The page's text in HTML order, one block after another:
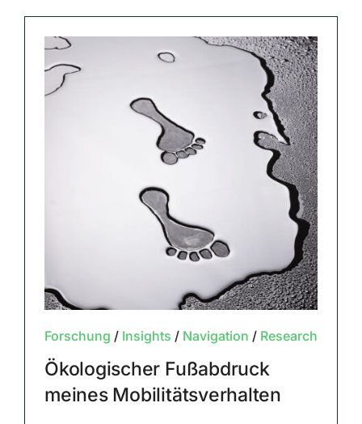
Forschung / Insights / Navigation / Research
Ökologischer Fußabdruck
meines Mobilitätsverhalten